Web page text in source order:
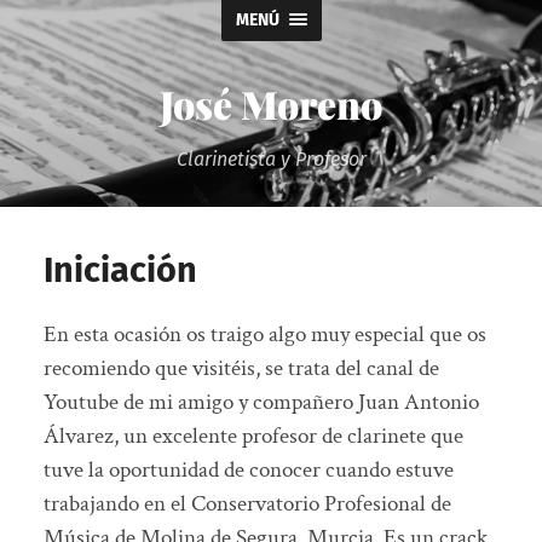
MENÚ
José Moreno
Clarinetista y Profesor
Iniciación
En esta ocasión os traigo algo muy especial que os
recomiendo que visitéis, se trata del canal de
Youtube de mi amigo y compañero Juan Antonio
Álvarez, un excelente profesor de clarinete que
tuve la oportunidad de conocer cuando estuve
trabajando en el Conservatorio Profesional de